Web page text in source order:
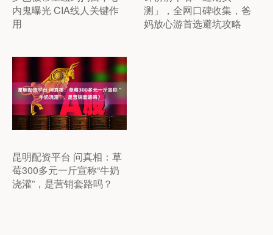
内鬼曝光 CIA线人关键作
用
测」，全网口碑收集，爸
妈放心游首选避坑攻略
昆明配资平台 问真相：草
莓300多元一斤宣称“牛奶
浇灌”，是营销套路吗？